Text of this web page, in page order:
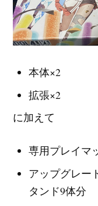
本体×2
拡張×2
に加えて
専用プレイマ
アップグレー
タンド9体分